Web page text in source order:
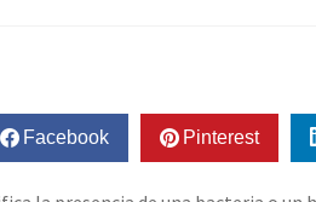
Facebook Pinterest